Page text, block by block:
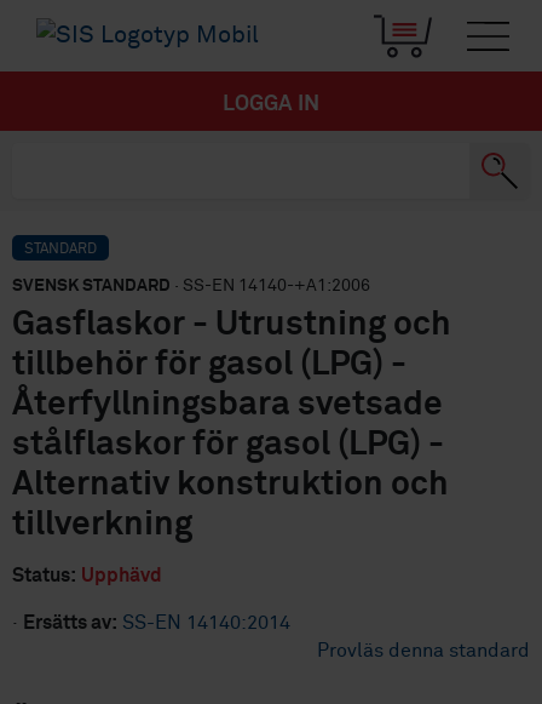
LOGGA IN
STANDARD
SVENSK STANDARD · SS-EN 14140-+A1:2006
Gasflaskor - Utrustning och
tillbehör för gasol (LPG) -
Återfyllningsbara svetsade
stålflaskor för gasol (LPG) -
Alternativ konstruktion och
tillverkning
Status: Upphävd
· Ersätts av: SS-EN 14140:2014
Provläs denna standard